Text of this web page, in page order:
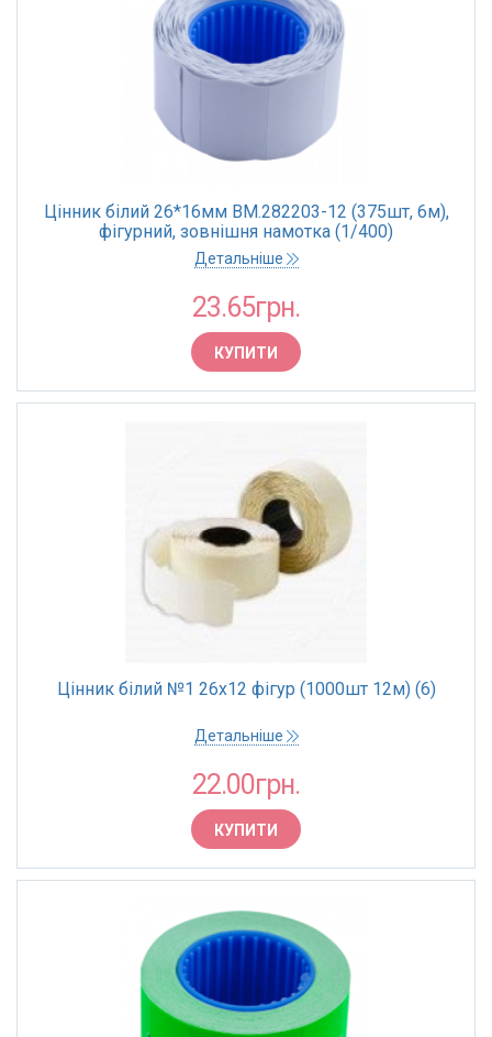
Цінник білий 26*16мм BM.282203-12 (375шт, 6м),
фігурний, зовнішня намотка (1/400)
Детальніше
23.65грн.
КУПИТИ
Цінник білий №1 26х12 фігур (1000шт 12м) (6)
Детальніше
22.00грн.
КУПИТИ